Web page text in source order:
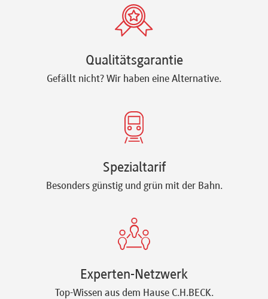
Qualitätsgarantie
Gefällt nicht? Wir haben eine Alternative.
Spezialtarif
Besonders günstig und grün mit der Bahn.
Experten-Netzwerk
Top-Wissen aus dem Hause C.H.BECK.